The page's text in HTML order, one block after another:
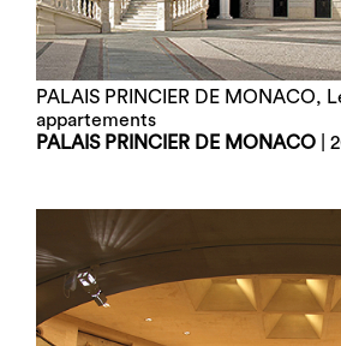
PALAIS PRINCIER DE MONACO,
appartements
PALAIS PRINCIER DE MONACO |